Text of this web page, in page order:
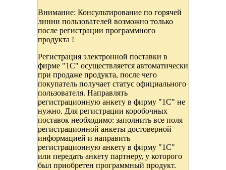
Внимание: Консультирование по горячей
линии пользователей возможно только
после регистрации программного
продукта !
Регистрация электронной поставки в
фирме "1С" осуществляется автоматически
при продаже продукта, после чего
покупатель получает статус официального
пользователя. Направлять
регистрационную анкету в фирму "1С" не
нужно. Для регистрации коробочных
поставок необходимо: заполнить все поля
регистрационной анкеты достоверной
информацией и направить
регистрационную анкету в фирму "1С"
или передать анкету партнеру, у которого
был приобретен программный продукт.